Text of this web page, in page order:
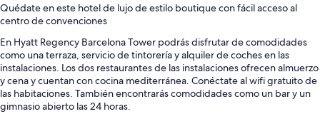
Quédate en este hotel de lujo de estilo boutique con fácil acceso al
centro de convenciones
En Hyatt Regency Barcelona Tower podrás disfrutar de comodidades
como una terraza, servicio de tintorería y alquiler de coches en las
instalaciones. Los dos restaurantes de las instalaciones ofrecen almuerzo
y cena y cuentan con cocina mediterránea. Conéctate al wifi gratuito de
las habitaciones. También encontrarás comodidades como un bar y un
gimnasio abierto las 24 horas.